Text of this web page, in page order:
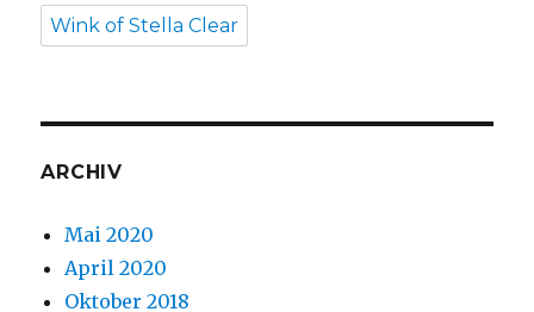
Wink of Stella Clear
ARCHIV
Mai 2020
April 2020
Oktober 2018